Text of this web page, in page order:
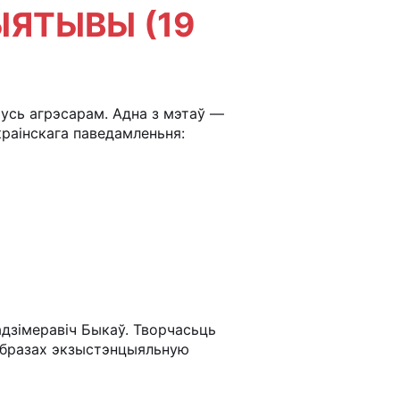
(19
агрэсарам. Адна з мэтаў —
паведамленьня:
Быкаў. Творчасьць
экзыстэнцыяльную